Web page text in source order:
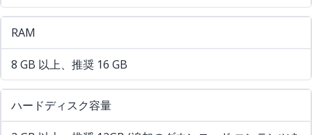
RAM
8 GB 以上、推奨 16 GB
ハードディスク容量